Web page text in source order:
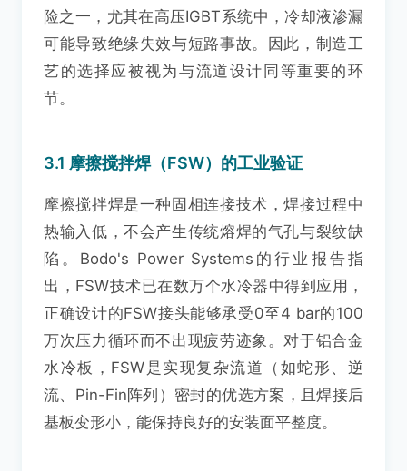
险之一，尤其在高压IGBT系统中，冷却液渗漏
可能导致绝缘失效与短路事故。因此，制造工
艺的选择应被视为与流道设计同等重要的环
节。
3.1 摩擦搅拌焊（FSW）的工业验证
摩擦搅拌焊是一种固相连接技术，焊接过程中
热输入低，不会产生传统熔焊的气孔与裂纹缺
陷。Bodo's Power Systems的行业报告指
出，FSW技术已在数万个水冷器中得到应用，
正确设计的FSW接头能够承受0至4 bar的100
万次压力循环而不出现疲劳迹象。对于铝合金
水冷板，FSW是实现复杂流道（如蛇形、逆
流、Pin-Fin阵列）密封的优选方案，且焊接后
基板变形小，能保持良好的安装面平整度。